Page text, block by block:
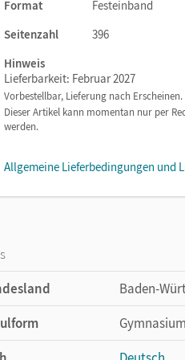
sind im Schulbuch und
Argumentieren über
wird das gedruckte
ganz einfach in der Cornelsen
und zur Grammatik
im Dreischritt
Format
Festeinband
Seitenzahl
396
Hinweis
Lieferbarkeit: Februar 2027
Vorbestellbar, Lieferung nach Erscheinen.
Dieser Artikel kann momentan nur per
werden.
Allgemeine Lieferbedingungen und
Baden-